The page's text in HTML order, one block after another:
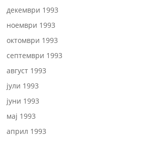
декември 1993
ноември 1993
октомври 1993
септември 1993
август 1993
јули 1993
јуни 1993
мај 1993
април 1993